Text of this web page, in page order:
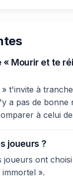
Mourir et te
» t'invite à
a pas de
à celui
joueurs ?
joueurs ont
».